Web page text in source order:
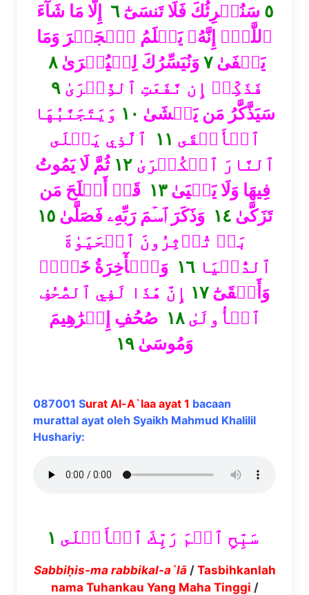
٥ سَنُقۡرِئُكَ فَلَا تَنسَىٰٓ٦ إِلَّا مَا شَآءَ
ٱللَّهُۚ إِنَّهُۥ يَعۡلَمُ ٱلۡجَهۡرَ وَمَا
يَخۡفَىٰ٧ وَنُيَسِّرُكَ لِلۡيُسۡرَىٰ٨
فَذَكِّرۡ إِن نَّفَعَتِ ٱلذِّكۡرَىٰ٩
سَيَذَّكَّرُ مَن يَخۡشَىٰ ١٠ وَيَتَجَنَّبُهَا
ٱلۡأَشۡقَى ١١
ٱلَّذِي يَصۡلَى
ٱلنَّارَ ٱلۡكُبۡرَىٰ١٢ ثُمَّ لَا يَمُوتُ
فِيهَا وَلَا يَحۡيَىٰ١٣ قَدۡ أَفۡلَحَ مَن
تَزَكَّىٰ١٤ وَذَكَرَ ٱسۡمَ رَبِّهِۦ فَصَلَّىٰ١٥
بَلۡ تُؤۡثِرُونَ ٱلۡحَيَوٰةَ
ٱلدُّنۡيَا١٦ وَٱلۡأٓخِرَةُ خَيۡرٞ
وَأَبۡقَىٰٓ١٧ إِنَّ هَٰذَا لَفِي ٱلصُّحُفِ
ٱلۡأُولَىٰ١٨ صُحُفِ إِبۡرَٰهِيمَ
وَمُوسَىٰ١٩
087001 Surat Al-A`laa ayat 1 bacaan
murattal ayat oleh Syaikh Mahmud Khalilil
Hushariy:
سَبِّحِ ٱسۡمَ رَبِّكَ ٱلۡأَعۡلَى ١
Sabbiḥis-ma rabbikal-a`lā/ Tasbihkanlah
nama Tuhankau Yang Maha Tinggi /